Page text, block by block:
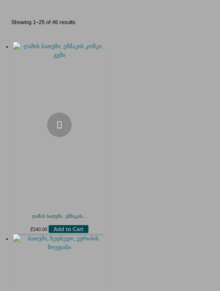
Showing 1–25 of 46 results
ღამის ბათუმი, ეშმაკის...
₾240.00 Add to Cart